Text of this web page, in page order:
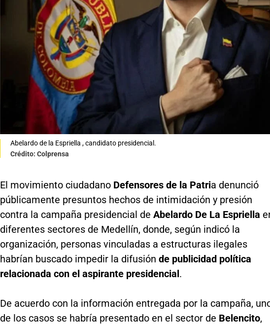
Abelardo de la Espriella , candidato presidencial.
Crédito: Colprensa
El movimiento ciudadano Defensores de la Patria denunció
públicamente presuntos hechos de intimidación y presión
contra la campaña presidencial de Abelardo De La Espriella
diferentes sectores de Medellín, donde, según indicó la
organización, personas vinculadas a estructuras ilegales
habrían buscado impedir la difusión de publicidad política
relacionada con el aspirante presidencial.
De acuerdo con la información entregada por la campaña,
de los casos se habría presentado en el sector de Belencito,